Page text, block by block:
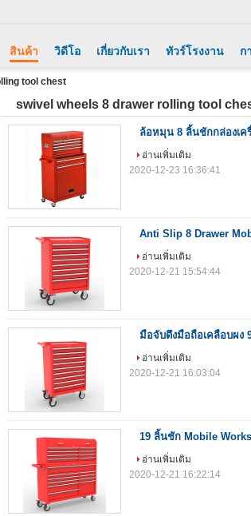
สินค้า วิดีโอ เกี่ยวกับเรา ทัวร์โรงงาน ก
tool chest
swivel wheels 8 drawer rolling tool
ล้อหมุน 8 ลิ้นชักกล่องเค
อ่านเพิ่มเติม
2020-12-23 16:36:41
Anti Slip 8 Drawer
อ่านเพิ่มเติม
2020-12-21 15:54:44
มือจับดึงมือถือเคลือบผง
อ่านเพิ่มเติม
2020-12-21 16:03:04
19 ลิ้นชัก Mobile
อ่านเพิ่มเติม
2020-12-21 16:22:14